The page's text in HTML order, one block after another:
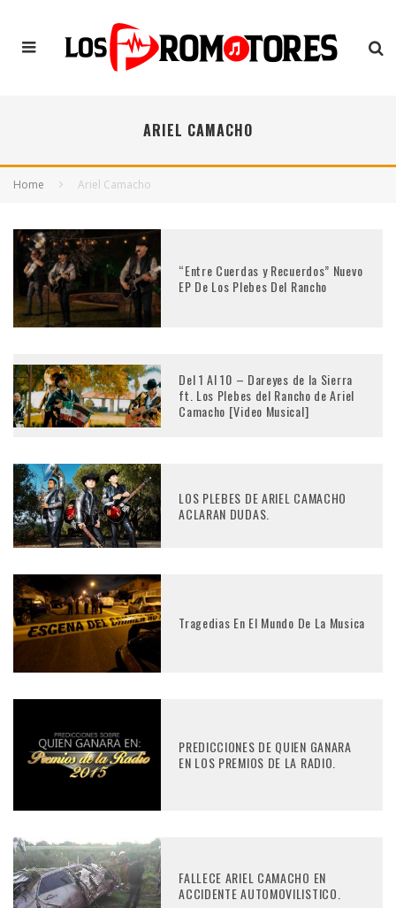
ARIEL CAMACHO
Home Ariel Camacho
“Entre Cuerdas y Recuerdos” Nuevo
EP De Los Plebes Del Rancho
Del 1 Al 10 – Dareyes de la Sierra
ft. Los Plebes del Rancho de Ariel
Camacho [Video Musical]
LOS PLEBES DE ARIEL CAMACHO
ACLARAN DUDAS.
Tragedias En El Mundo De La Musica
PREDICCIONES DE QUIEN GANARA
EN LOS PREMIOS DE LA RADIO.
FALLECE ARIEL CAMACHO EN
ACCIDENTE AUTOMOVILISTICO.